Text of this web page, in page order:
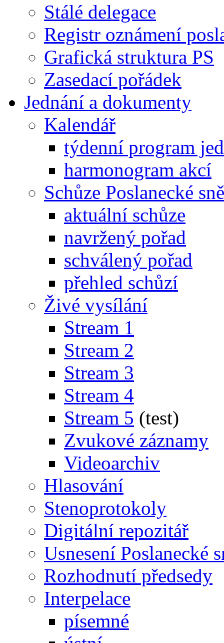
Stálé delegace
Registr oznámení
Grafická struktura PS
Zasedací pořádek
Jednání a dokumenty
Kalendář
týdenní program
harmonogram akcí
Schůze Poslanecké
aktuální schůze
navržený pořad
schválený pořad
přehled schůzí
Živé vysílání
Stream 1
Stream 2
Stream 3
Stream 4
Stream 5 (test)
Zvukové záznamy
Videoarchiv
Hlasování
Stenoprotokoly
Digitální repozitář
Usnesení Poslanecké
Rozhodnutí předsedy
Interpelace
písemné